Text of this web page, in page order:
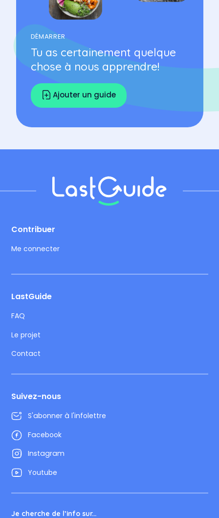
DÉMARRER
Tu as certainement quelque
chose à nous apprendre!
Ajouter un guide
Contribuer
Me connecter
LastGuide
FAQ
Le projet
Contact
Suivez-nous
S'abonner à l'infolettre
Facebook
Instagram
Youtube
Je cherche de l’info sur...